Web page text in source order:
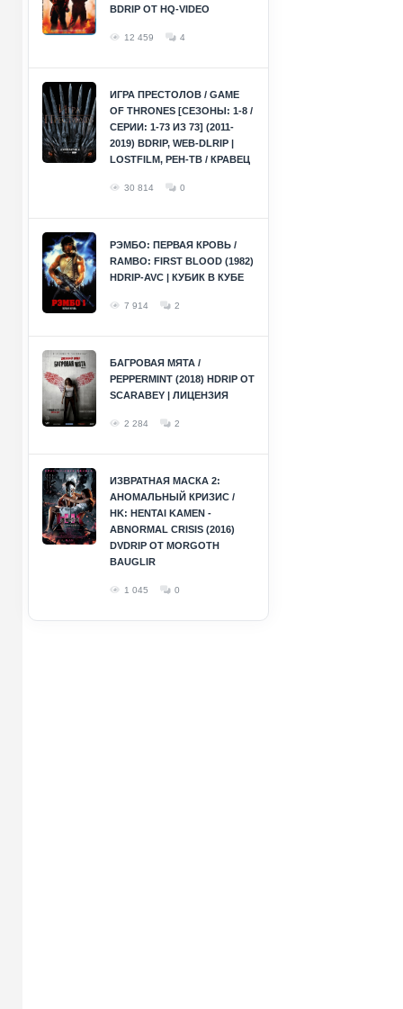
BDRIP ОТ HQ-VIDEO
12 459 4
ИГРА ПРЕСТОЛОВ / GAME
OF THRONES [СЕЗОНЫ: 1-8 /
СЕРИИ: 1-73 ИЗ 73] (2011-
2019) BDRIP, WEB-DLRIP |
LOSTFILM, РЕН-ТВ / КРАВЕЦ
30 814 0
РЭМБО: ПЕРВАЯ КРОВЬ /
RAMBO: FIRST BLOOD (1982)
HDRIP-AVC | КУБИК В КУБЕ
7 914 2
БАГРОВАЯ МЯТА /
PEPPERMINT (2018) HDRIP ОТ
SCARABEY | ЛИЦЕНЗИЯ
2 284 2
ИЗВРАТНАЯ МАСКА 2:
АНОМАЛЬНЫЙ КРИЗИС /
HK: HENTAI KAMEN -
ABNORMAL CRISIS (2016)
DVDRIP ОТ MORGOTH
BAUGLIR
1 045 0